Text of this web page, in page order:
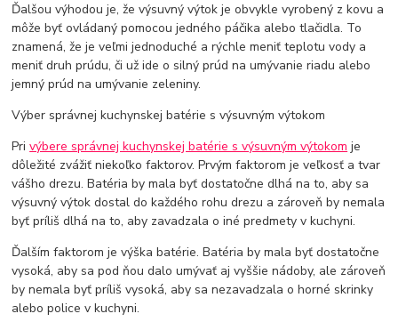
Ďalšou výhodou je, že výsuvný výtok je obvykle vyrobený z kovu a
môže byť ovládaný pomocou jedného páčika alebo tlačidla. To
znamená, že je veľmi jednoduché a rýchle meniť teplotu vody a
meniť druh prúdu, či už ide o silný prúd na umývanie riadu alebo
jemný prúd na umývanie zeleniny.
Výber správnej kuchynskej batérie s výsuvným výtokom
Privýbere správnej kuchynskej batérie s výsuvným výtokom je
dôležité zvážiť niekoľko faktorov. Prvým faktorom je veľkosť a tvar
vášho drezu. Batéria by mala byť dostatočne dlhá na to, aby sa
výsuvný výtok dostal do každého rohu drezu a zároveň by nemala
byť príliš dlhá na to, aby zavadzala o iné predmety v kuchyni.
Ďalším faktorom je výška batérie. Batéria by mala byť dostatočne
vysoká, aby sa pod ňou dalo umývať aj vyššie nádoby, ale zároveň
by nemala byť príliš vysoká, aby sa nezavadzala o horné skrinky
alebo police v kuchyni.